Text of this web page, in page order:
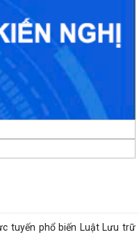
di chuyển các hộ dân tại
họp thứ tư Ban Chỉ đạo của
triển khai thực hiện công tác
quân tổng dọn vệ sinh môi
tuyến phổ biến Luật Lưu trữ